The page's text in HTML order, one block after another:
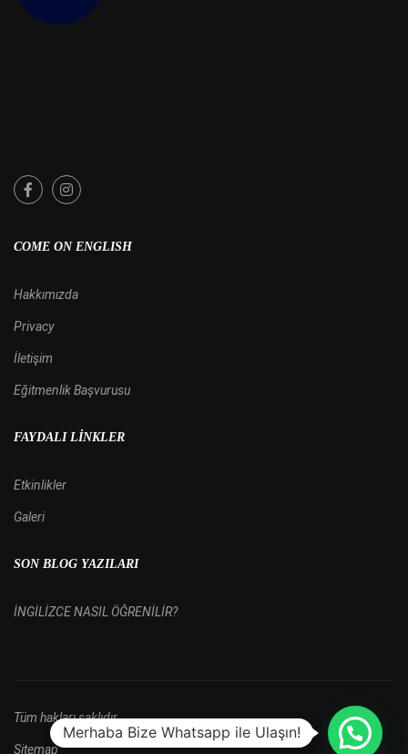
COME ON ENGLISH
Hakkımızda
Privacy
İletişim
Eğitmenlik Başvurusu
FAYDALI LINKLER
Etkinlikler
Galeri
SON BLOG YAZILARI
İNGİLİZCE NASIL ÖĞRENİLİR?
Tüm hakları saklıdır.
Sitemap
Merhaba Bize Whatsapp ile Ulaşın!